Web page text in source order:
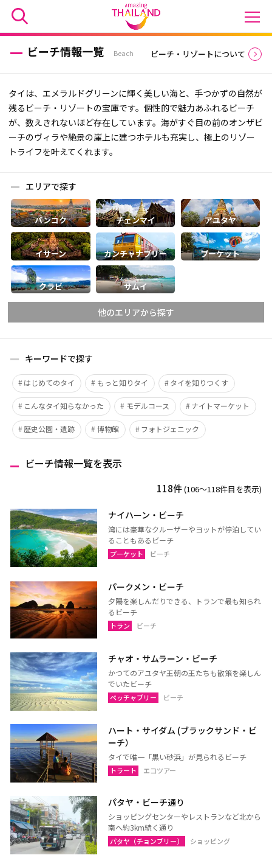
ビーチ情報一覧 Beach ビーチ・リゾートについて
タイは、エメラルドグリーンに輝く美しい海と、手つかずの自然が
残るビーチ・リゾートの宝庫です。個性的で魅力あふれるビーチ
が、数えきれないほど存在しています。海がすぐ目の前のオンザビ
ーチのヴィラや絶景の崖上に建つホテルも充実し、極上のリゾー
トライフを叶えてくれます。
エリアで探す
バンコク チェンマイ アユタヤ
イサーン カンチャナブリー プーケット
クラビ サムイ
他のエリアから探す
メーホンソーン
ランパーン
ランプーン
スコータイ
ターク
カンペーンペット
ナーン
ペッチャブーン
ウタイターニー
ナコーンラーチャシーマー
（コラート）
ウボンラーチャターニー
（ウボン）
カラシン
ルーイ
ノーンカーイ
ノーンブアランプー
ブンカーン
ムックダーハーン
ローイエット
マハーサーラカーム
ブリーラム
ヤソートーン
シーサケート
スリン
チャイヤプーム
北イサーン
パタヤ（チョンブリー）
トラート
ラヨーン（サメット島）
キーワードで探す
はじめてのタイ もっと知りタイ タイを知りつくす
こんなタイ知らなかった モデルコース ナイトマーケット
歴史公園・遺跡 博物館 フォトジェニック
ビーチ情報一覧を表示
118件(106〜118件目を表示)
ナイハーン・ビーチ
湾には豪華なクルーザーやヨットが停泊してい
ることもあるビーチ
プーケット ビーチ
パークメン・ビーチ
夕陽を楽しんだりできる、トランで最も知られ
るビーチ
トラン ビーチ
チャオ・サムラーン・ビーチ
かつてのアユタヤ王朝の王たちも散策を楽しん
でいたビーチ
ペッチャブリー ビーチ
ハート・サイダム (ブラックサンド・ビ
ーチ）
タイで唯一「黒い砂浜」が見られるビーチ
トラート エコツアー
パタヤ・ビーチ通り
ショッピングセンターやレストランなど北から
南へ約3km続く通り
パタヤ（チョンブリー） ショッピング